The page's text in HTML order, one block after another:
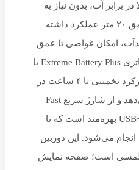
بالا در برابر آب، بدون نیاز به
قاب محافظ قادر است تا عمق ۲۰ متر عملکرد داشته
امکان غواصی تا عمق
۶۰ متر نیز فراهم می‌شود. باتری Extreme Battery Plus با
ظرفیت ۱۹۵۰mAh، زمان کارکرد تخمینی تا ۴ ساعت در
حالت 1080p/24fps ارائه می‌دهد و از شارژ سریع Fast
Charging با پشتیبانی از USB−PD بهره‌مند است که تا
حدود ۲۲ دقیقه انجام می‌شود. این دوربین
لمسی است؛ صفحه نمایش